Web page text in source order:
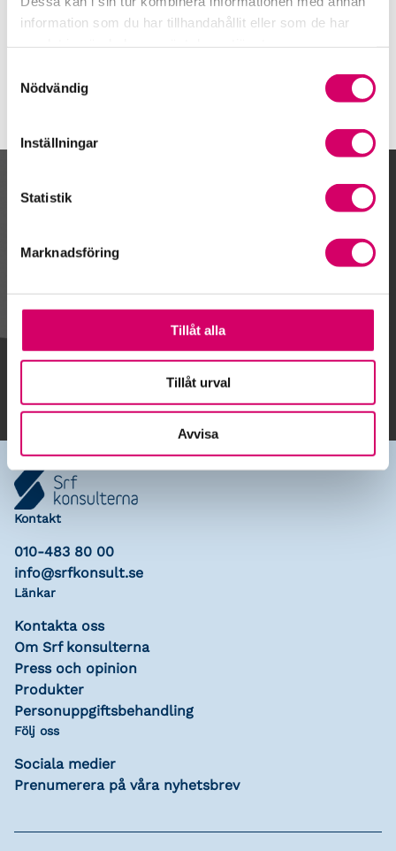
information som du har tillhandahållit eller som de har
Nödvändig
Inställningar
Statistik
Marknadsföring
Tillåt alla
Tillåt urval
Avvisa
Stockholm
Kalendarium
Gå till kalendariet
Lägg till i kalender
Kontakt
010-483 80 00
info@srfkonsult.se
Länkar
Kontakta oss
Om Srf konsulterna
Press och opinion
Produkter
Personuppgiftsbehandling
Följ oss
Sociala medier
Prenumerera på våra nyhetsbrev